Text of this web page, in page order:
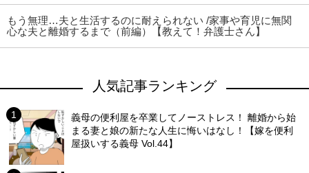
もう無理…夫と生活するのに耐えられない /家事や育児に無関
心な夫と離婚するまで（前編）【教えて！弁護士さん】
人気記事ランキング
義母の便利屋を卒業してノーストレス！ 離婚から始
まる妻と娘の新たな人生に悔いはなし！【嫁を便利
屋扱いする義母 Vol.44】